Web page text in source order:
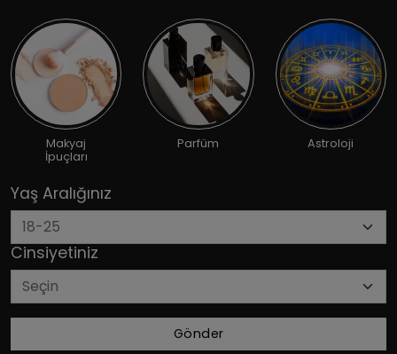
Makyaj
İpuçları
Parfüm Astroloji
Yaş Aralığınız
Cinsiyetiniz
Gönder